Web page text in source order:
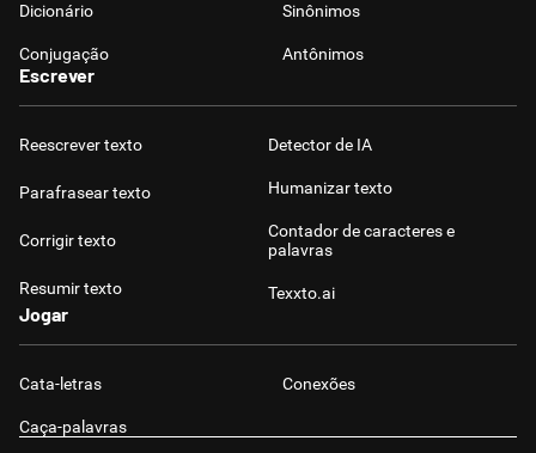
Dicionário Sinônimos
Conjugação Antônimos
Escrever
Reescrever texto
Parafrasear texto
Corrigir texto
Resumir texto
Detector de IA
Humanizar texto
Contador de caracteres e
palavras
Texxto.ai
Jogar
Cata-letras Conexões
Caça-palavras